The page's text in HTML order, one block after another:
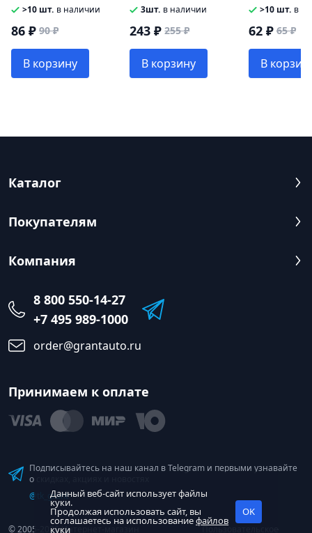
Автокомпонент 3310-
2809013
>10 шт. в наличии
86 ₽ 90 ₽
В корзину
комплект
3шт. в наличии
243 ₽ 255 ₽
В корзину
3504048
>10 шт. в
62 ₽ 65 ₽
В
Каталог
Покупателям
Компания
8 800 550-14-27
+7 495 989-1000
order@grantauto.ru
Принимаем к оплате
Подписывайтесь на наш канал в Telegram и первыми узнавайте
о скидках, акциях и новостях
@tk_grant
© 2005-2026 Интернет-магазин Пользовательское
Данный веб-сайт использует файлы
куки.
Продолжая использовать сайт, вы
соглашаетесь на использованиефайлов
куки
OK